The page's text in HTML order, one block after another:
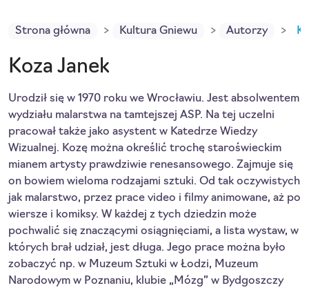
Strona główna Kultura Gniewu Autorzy
Koza Janek
Urodził się w 1970 roku we Wrocławiu. Jest absolwentem
wydziału malarstwa na tamtejszej ASP. Na tej uczelni
pracował także jako asystent w Katedrze Wiedzy
Wizualnej. Kozę można określić trochę staroświeckim
mianem artysty prawdziwie renesansowego. Zajmuje się
on bowiem wieloma rodzajami sztuki. Od tak oczywistych
jak malarstwo, przez prace video i filmy animowane, aż po
wiersze i komiksy. W każdej z tych dziedzin może
pochwalić się znaczącymi osiągnięciami, a lista wystaw, w
których brał udział, jest długa. Jego prace można było
zobaczyć np. w Muzeum Sztuki w Łodzi, Muzeum
Narodowym w Poznaniu, klubie „Mózg” w Bydgoszczy